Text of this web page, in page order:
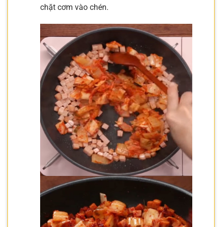
chặt cơm vào chén.